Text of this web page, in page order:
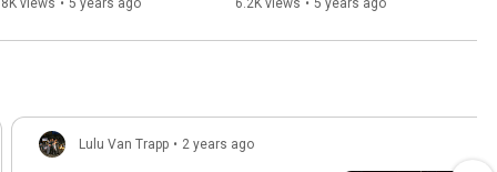
views • 5 years ago
6.2K views • 5 years ago
Lulu Van Trapp • 2 years ago